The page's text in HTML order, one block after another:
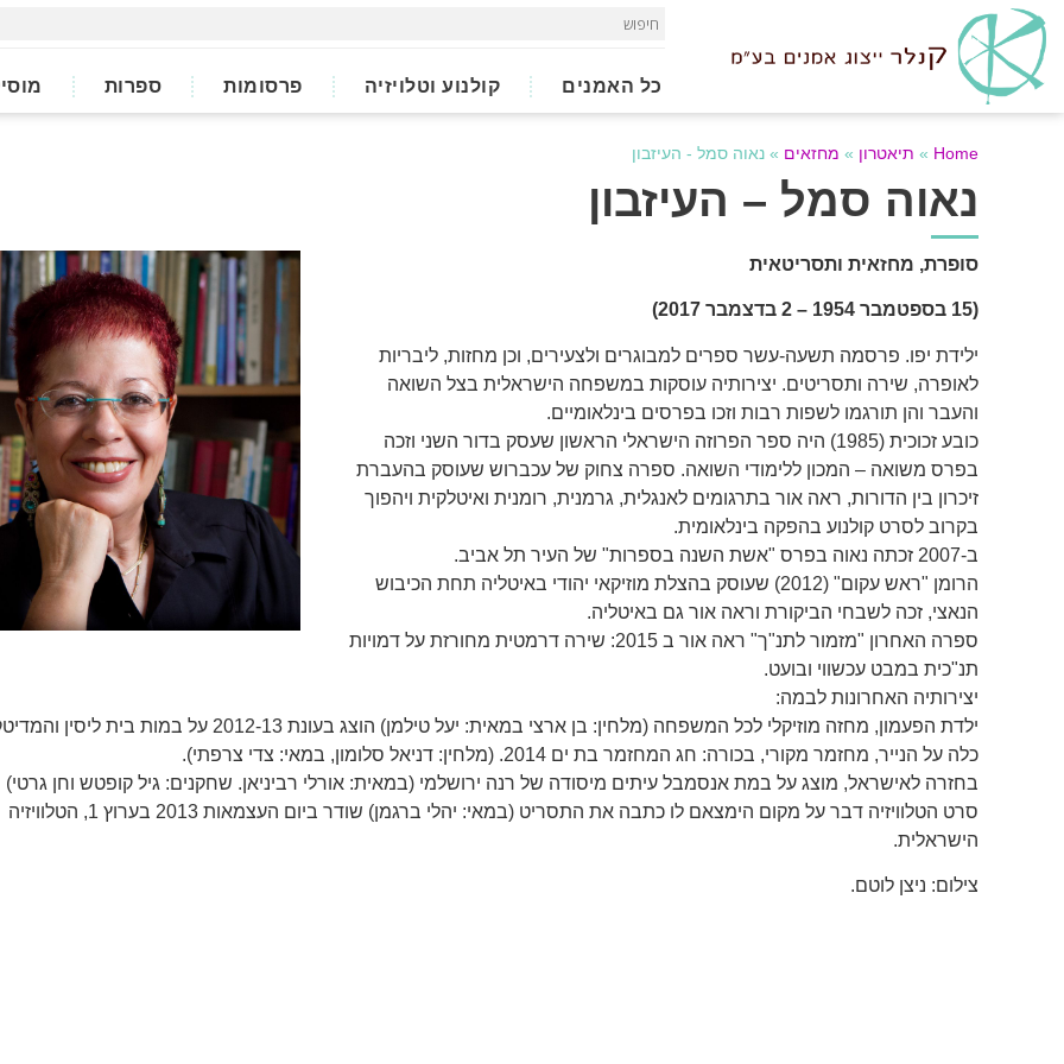
כל האמנים קולנוע וטלויזיה פרסומות ספרות
Home
» תיאטרון » מחזאים » נאוה סמל - העיזבון
נאוה סמל – העיזבון
סופרת, מחזאית ותסריטאית
(15 בספטמבר 1954 – 2 בדצמבר 2017)
ילידת יפו. פרסמה תשעה-עשר ספרים למבוגרים ולצעירים, וכן מחזות, ליבריות
לאופרה, שירה ותסריטים. יצירותיה עוסקות במשפחה הישראלית בצל השואה
והעבר והן תורגמו לשפות רבות וזכו בפרסים בינלאומיים.
כובע זכוכית (1985) היה ספר הפרוזה הישראלי הראשון שעסק בדור השני וזכה
בפרס משואה – המכון ללימודי השואה. ספרה צחוק של עכברוש שעוסק בהעברת
זיכרון בין הדורות, ראה אור בתרגומים לאנגלית, גרמנית, רומנית ואיטלקית ויהפוך
בקרוב לסרט קולנוע בהפקה בינלאומית.
ב-2007 זכתה נאוה בפרס "אשת השנה בספרות" של העיר תל אביב.
הרומן "ראש עקום" (2012) שעוסק בהצלת מוזיקאי יהודי באיטליה תחת הכיבוש
הנאצי, זכה לשבחי הביקורת וראה אור גם באיטליה.
ספרה האחרון "מזמור לתנ"ך" ראה אור ב 2015: שירה דרמטית מחורזת על דמויות
תנ"כית במבט עכשווי ובועט.
יצירותיה האחרונות לבמה:
ילדת הפעמון, מחזה מוזיקלי לכל המשפחה (מלחין: בן ארצי במאית: יעל טילמן) הוצג בעונת 2012-13 על במות בית ליסין והמדיטק-חולון.
כלה על הנייר, מחזמר מקורי, בכורה: חג המחזמר בת ים 2014. (מלחין: דניאל סלומון, במאי: צדי צרפתי).
בחזרה לאישראל, מוצג על במת אנסמבל עיתים מיסודה של רנה ירושלמי (במאית: אורלי רביניאן. שחקנים: גיל קופטש וחן גרטי)
סרט הטלוויזיה דבר על מקום הימצאם לו כתבה את התסריט (במאי: יהלי ברגמן) שודר ביום העצמאות 2013 בערוץ 1, הטלוויזיה
הישראלית.
צילום: ניצן לוטם.